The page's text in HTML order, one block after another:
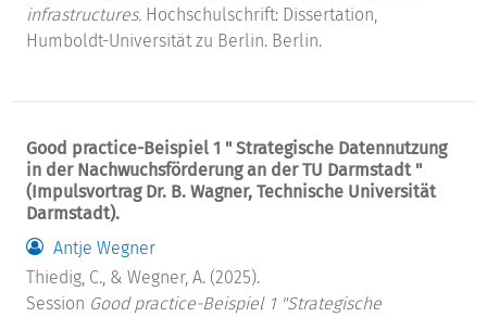
infrastructures. Hochschulschrift: Dissertation,
Humboldt-Universität zu Berlin. Berlin.
Good practice-Beispiel 1 " Strategische Datennutzung
in der Nachwuchsförderung an der TU Darmstadt "
(Impulsvortrag Dr. B. Wagner, Technische Universität
Darmstadt).
Antje Wegner
Thiedig, C., & Wegner, A. (2025).
Session Good practice-Beispiel 1 "Strategische